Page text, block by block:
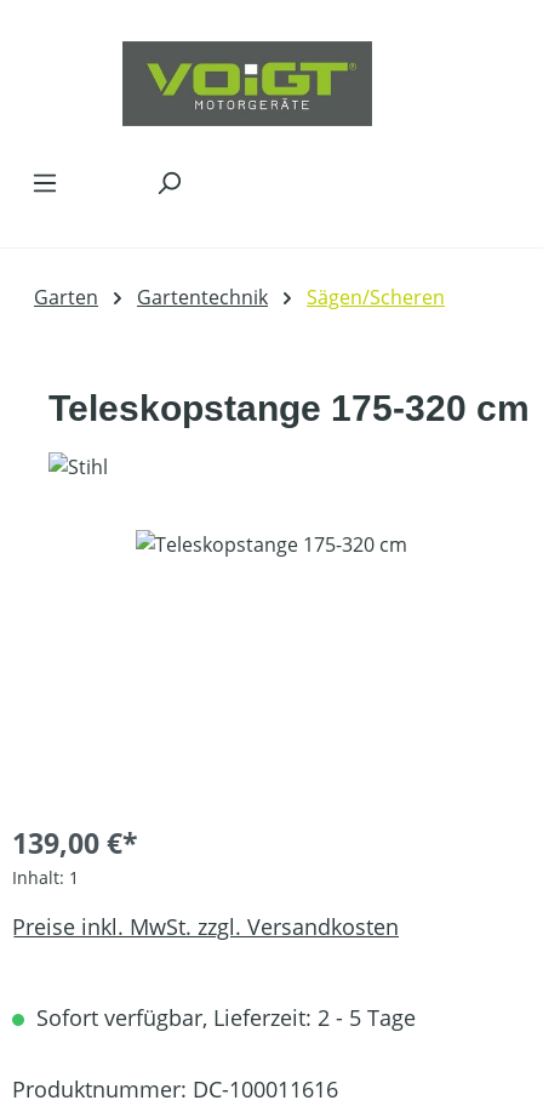
Garten Gartentechnik Sägen/Scheren
Teleskopstange 175-320 cm
Bildergalerie überspringen
139,00 €*
Inhalt: 1
Preise inkl. MwSt. zzgl. Versandkosten
Sofort verfügbar, Lieferzeit: 2 - 5 Tage
Produktnummer: DC-100011616